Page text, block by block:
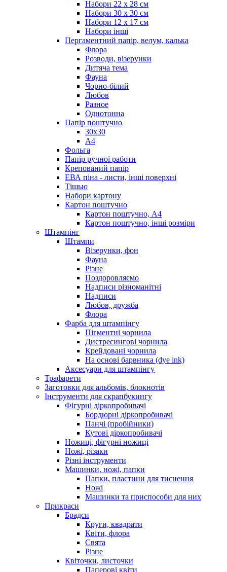
Набори 22 х 28 см
Набори 30 х 30 см
Набори 12 х 17 см
Набори інші
Пергаментний папір, велум, калька
Флора
Розводи, візерунки
Дитяча тема
Фауна
Чорно-білий
Любов
Разное
Однотонна
Папір поштучно
30х30
А4
Фольга
Папір ручної работи
Крепований папір
ЕВА піна - листи, інші поверхні
Тішью
Набори картону
Картон поштучно
Картон поштучно, А4
Картон поштучно, інші розміри
Штампінг
Штампи
Візерунки, фон
Фауна
Різне
Поздоровляємо
Надписи різноманітні
Надписи
Любов, дружба
Флора
Фарба для штампінгу
Пігментні чорнила
Дистресингові чорнила
Крейдовані чорнила
На основі барвника (dye ink)
Аксесуари для штампінгу
Трафарети
Заготовки для альбомів, блокнотів
Інструменти для скрапбукингу
Фігурні діркопробивачі
Бордюрні діркопробивачі
Панчі (пробійники)
Кутові діркопробивачі
Ножиці, фігурні ножиці
Ножі, різаки
Різні інструменти
Машинки, ножі, папки
Папки, пластини для тиснення
Ножі
Машинки та приспособи для них
Прикраси
Брадси
Круги, квадрати
Квіти, флора
Свята
Різне
Квіточки, листочки
Паперові квіти